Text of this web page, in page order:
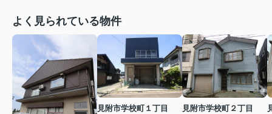
よく見られている物件
見附市学校町１丁目
見附市学校町２丁目